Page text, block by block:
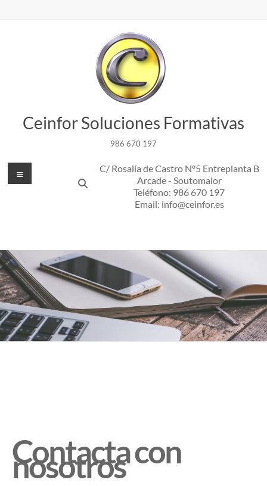
Ceinfor Soluciones Formativas
986 670 197
C/ Rosalía de Castro Nº5 Entreplanta B
Arcade - Soutomaior
Teléfono: 986 670 197
Email: info@ceinfor.es
Menú
Contacta con
nosotros